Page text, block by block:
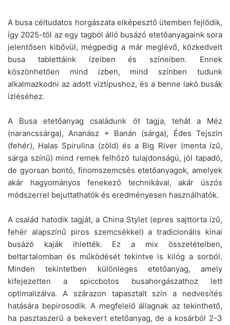
A busa céltudatos horgászata elképesztő ütemben fejlődik,
így 2025-től az egy tagból álló busázó etetőanyagaink sora
jelentősen kibővül, mégpedig a már meglévő, közkedvelt
busa tablettáink ízeiben és színeiben. Ennek
köszönhetően mind ízben, mind színben tudunk
alkalmazkodni az adott víztípushoz, és a benne lakó busák
ízléséhez.
A Busa etetőanyag családunk öt tagja, tehát a Méz
(narancssárga), Ananász + Banán (sárga), Édes Tejszín
(fehér), Halas Spirulina (zöld) és a Big River (menta ízű,
sárga színű) mind remek felhőző tulajdonságú, jól tapadó,
de gyorsan bontó, finomszemcsés etetőanyagok, amelyek
akár hagyományos fenekező technikával, akár úszós
módszerrel bejuttathatók és eredményesen használhatók.
A család hatodik tagját, a China Stylet (epres sajttorta ízű,
fehér alapszínű piros szemcsékkel) a tradicionális kínai
busázó kaják ihlették. Ez a mix összetételben,
beltartalomban és működését tekintve is kilóg a sorból.
Minden tekintetben különleges etetőanyag, amely
kifejezetten a spiccbotos busahorgászathoz lett
optimalizálva. A szárazon tapasztalt szín a nedvesítés
hatására bepirosodik. A megfelelő állagnak az tekinthető,
ha pasztaszerű a bekevert etetőanyag, de a kosárból 2-3